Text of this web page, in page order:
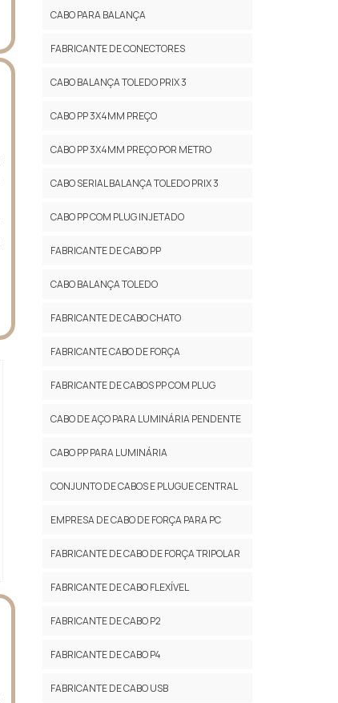
CABO PARA BALANÇA
FABRICANTE DE CONECTORES
CABO BALANÇA TOLEDO PRIX 3
CABO PP 3X4MM PREÇO
CABO PP 3X4MM PREÇO POR METRO
CABO SERIAL BALANÇA TOLEDO PRIX 3
CABO PP COM PLUG INJETADO
FABRICANTE DE CABO PP
CABO BALANÇA TOLEDO
FABRICANTE DE CABO CHATO
FABRICANTE CABO DE FORÇA
FABRICANTE DE CABOS PP COM PLUG
CABO DE AÇO PARA LUMINÁRIA PENDENTE
CABO PP PARA LUMINÁRIA
CONJUNTO DE CABOS E PLUGUE CENTRAL
EMPRESA DE CABO DE FORÇA PARA PC
FABRICANTE DE CABO DE FORÇA TRIPOLAR
FABRICANTE DE CABO FLEXÍVEL
FABRICANTE DE CABO P2
FABRICANTE DE CABO P4
FABRICANTE DE CABO USB